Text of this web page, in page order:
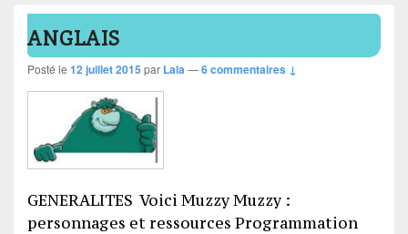
ANGLAIS
Posté le 12 juillet 2015 par Lala—6 commentaires ↓
GENERALITES Voici Muzzy Muzzy :
personnages et ressources Programmation